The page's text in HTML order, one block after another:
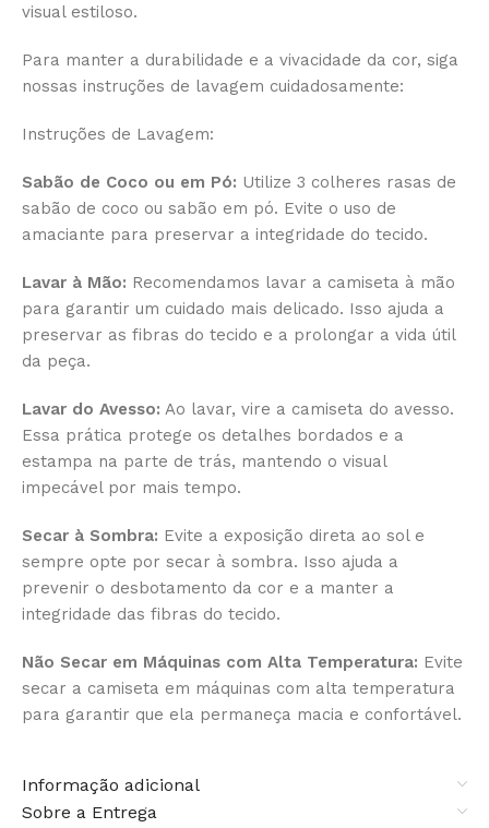
visual estiloso.
Para manter a durabilidade e a vivacidade da cor, siga
nossas instruções de lavagem cuidadosamente:
Instruções de Lavagem:
Sabão de Coco ou em Pó: Utilize 3 colheres rasas de
sabão de coco ou sabão em pó. Evite o uso de
amaciante para preservar a integridade do tecido.
Lavar à Mão: Recomendamos lavar a camiseta à mão
para garantir um cuidado mais delicado. Isso ajuda a
preservar as fibras do tecido e a prolongar a vida útil
da peça.
Lavar do Avesso: Ao lavar, vire a camiseta do avesso.
Essa prática protege os detalhes bordados e a
estampa na parte de trás, mantendo o visual
impecável por mais tempo.
Secar à Sombra: Evite a exposição direta ao sol e
sempre opte por secar à sombra. Isso ajuda a
prevenir o desbotamento da cor e a manter a
integridade das fibras do tecido.
Não Secar em Máquinas com Alta Temperatura: Evite
secar a camiseta em máquinas com alta temperatura
para garantir que ela permaneça macia e confortável.
Informação adicional
Sobre a Entrega